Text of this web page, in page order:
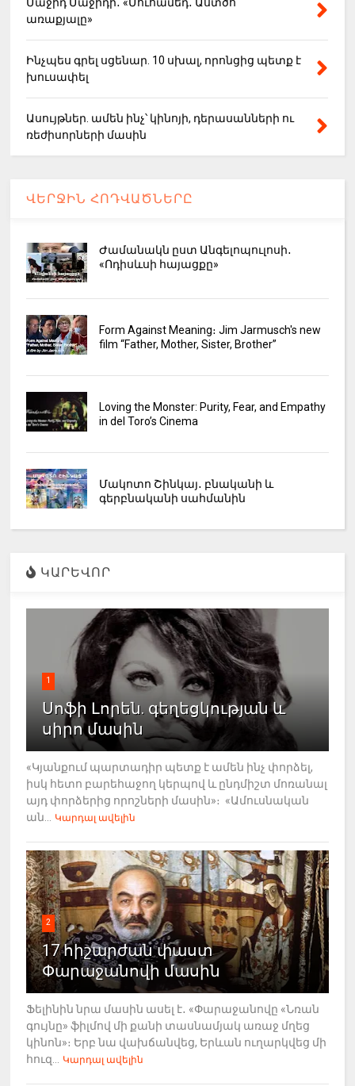
առաքյալը»
Ինչպես գրել սցենար. 10 սխալ, որոնցից պետք է
խուսափել
Ասույթներ. ամեն ինչ՝ կինոյի, դերասանների ու
ռեժիսորների մասին
ՎԵՐՋԻՆ ՀՈԴՎԱԾՆԵՐԸ
Ժամանակն ըստ Անգելոպուլոսի․
«Ոդիսևսի հայացքը»
Form Against Meaning։ Jim Jarmusch's new
film “Father, Mother, Sister, Brother”
Loving the Monster: Purity, Fear, and Empathy
in del Toro’s Cinema
Մակոտո Շինկայ․ բնականի և
գերբնականի սահմանին
ԿԱՐԵՎՈՐ
1
Սոֆի Լորեն. գեղեցկության և
սիրո մասին
«Կյանքում պարտադիր պետք է ամեն ինչ փորձել,
իսկ հետո բարեհաջող կերպով և ընդմիշտ մոռանալ
այդ փորձերից որոշների մասին»։ «Ամուսնական
ան...
Կարդալ ավելին
2
17 հիշարժան փաստ
Փարաջանովի մասին
Ֆելինին նրա մասին ասել է․ «Փարաջանովը «Նռան
գույնը» ֆիլմով մի քանի տասնամյակ առաջ մղեց
կինոն»։ Երբ նա վախճանվեց, Երևան ուղարկվեց մի
հուզ...
Կարդալ ավելին